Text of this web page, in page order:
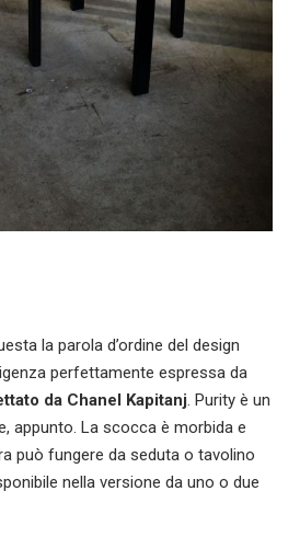
la parola d’ordine del design
perfettamente espressa da
da Chanel Kapitanj. Purity è un
appunto. La scocca è morbida e
può fungere da seduta o tavolino
nella versione da uno o due